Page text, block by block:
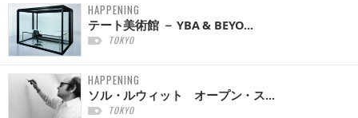
HAPPENING
テート美術館 － YBA & BEYO...
TOKYO
HAPPENING
ソル・ルウィット オープン・ス...
TOKYO